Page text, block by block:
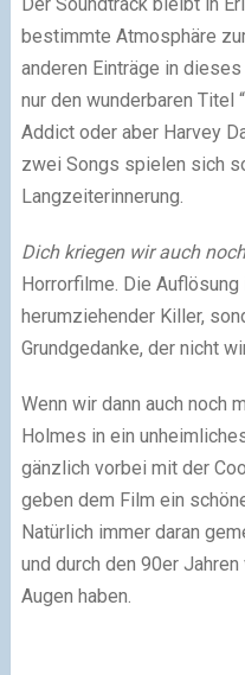
bestimmte Atmosphäre
anderen Einträge in
nur den wunderbaren Titel
Addict oder aber Harvey
zwei Songs spielen sich
Langzeiterinnerung.
Dich kriegen wir auch noch
Horrorfilme. Die
herumziehender Killer,
Grundgedanke, der nicht
Wenn wir dann auch noch
Holmes in ein
gänzlich vorbei mit der
geben dem Film ein
Natürlich immer daran
und durch den 90er
Augen haben.